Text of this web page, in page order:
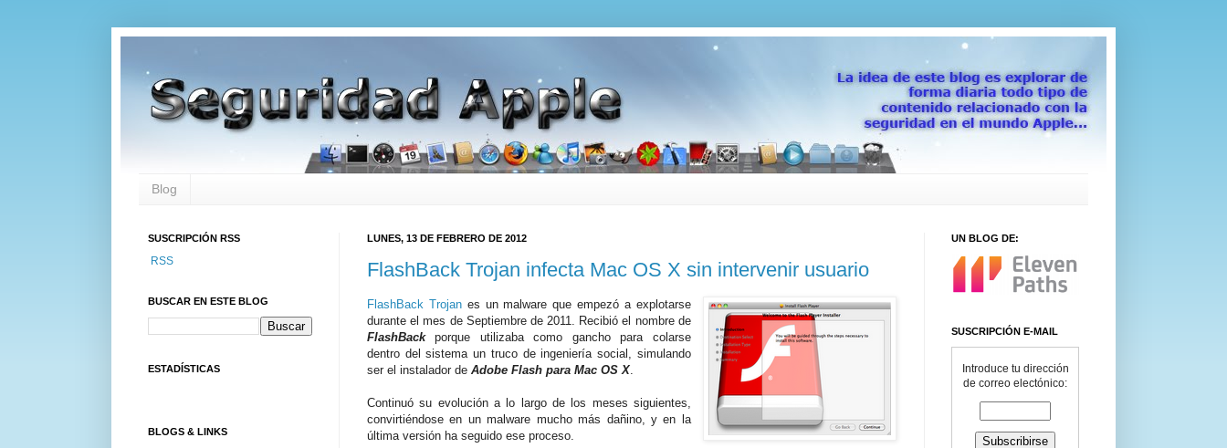
Blog
LUNES, 13 DE FEBRERO DE 2012
FlashBack Trojan infecta Mac OS X sin intervenir usuario
FlashBack Trojanes un malware que empezó a explotarse
durante el mes de Septiembre de 2011. Recibió el nombre de
FlashBackporque utilizaba como gancho para colarse
dentro del sistema un truco de ingeniería social, simulando
ser el instalador de Adobe Flash para Mac OS X.
Continuó su evolución a lo largo de los meses siguientes,
convirtiéndose en un malware mucho más dañino, y en la
última versión ha seguido ese proceso.
SUSCRIPCIÓN RSS
RSS
BUSCAR EN ESTE BLOG
ESTADÍSTICAS
BLOGS & LINKS
UN BLOG DE:
SUSCRIPCIÓN E-MAIL
Introduce tu dirección
de correo electónico: